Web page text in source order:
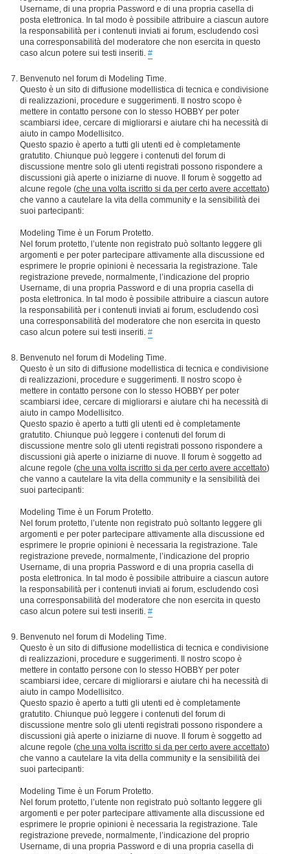
Username, di una propria Password e di una propria casella di
posta elettronica. In tal modo è possibile attribuire a ciascun autore
la responsabilità per i contenuti inviati ai forum, escludendo così
una corresponsabilità del moderatore che non esercita in questo
caso alcun potere sui testi inseriti. #
Benvenuto nel forum di Modeling Time.
Questo è un sito di diffusione modellistica di tecnica e condivisione
di realizzazioni, procedure e suggerimenti. Il nostro scopo è
mettere in contatto persone con lo stesso HOBBY per poter
scambiarsi idee, cercare di migliorarsi e aiutare chi ha necessità di
aiuto in campo Modellisitco.
Questo spazio è aperto a tutti gli utenti ed è completamente
gratutito. Chiunque può leggere i contenuti del forum di
discussione mentre solo gli utenti registrati possono rispondere a
discussioni già aperte o iniziarne di nuove. Il forum è soggetto ad
alcune regole (che una volta iscritto si da per certo avere accettato)
che vanno a cautelare la vita della community e la sensibilità dei
suoi partecipanti:
Modeling Time è un Forum Protetto.
Nel forum protetto, l’utente non registrato può soltanto leggere gli
argomenti e per poter partecipare attivamente alla discussione ed
esprimere le proprie opinioni è necessaria la registrazione. Tale
registrazione prevede, normalmente, l’indicazione del proprio
Username, di una propria Password e di una propria casella di
posta elettronica. In tal modo è possibile attribuire a ciascun autore
la responsabilità per i contenuti inviati ai forum, escludendo così
una corresponsabilità del moderatore che non esercita in questo
caso alcun potere sui testi inseriti. #
Benvenuto nel forum di Modeling Time.
Questo è un sito di diffusione modellistica di tecnica e condivisione
di realizzazioni, procedure e suggerimenti. Il nostro scopo è
mettere in contatto persone con lo stesso HOBBY per poter
scambiarsi idee, cercare di migliorarsi e aiutare chi ha necessità di
aiuto in campo Modellisitco.
Questo spazio è aperto a tutti gli utenti ed è completamente
gratutito. Chiunque può leggere i contenuti del forum di
discussione mentre solo gli utenti registrati possono rispondere a
discussioni già aperte o iniziarne di nuove. Il forum è soggetto ad
alcune regole (che una volta iscritto si da per certo avere accettato)
che vanno a cautelare la vita della community e la sensibilità dei
suoi partecipanti:
Modeling Time è un Forum Protetto.
Nel forum protetto, l’utente non registrato può soltanto leggere gli
argomenti e per poter partecipare attivamente alla discussione ed
esprimere le proprie opinioni è necessaria la registrazione. Tale
registrazione prevede, normalmente, l’indicazione del proprio
Username, di una propria Password e di una propria casella di
posta elettronica. In tal modo è possibile attribuire a ciascun autore
la responsabilità per i contenuti inviati ai forum, escludendo così
una corresponsabilità del moderatore che non esercita in questo
caso alcun potere sui testi inseriti. #
Benvenuto nel forum di Modeling Time.
Questo è un sito di diffusione modellistica di tecnica e condivisione
di realizzazioni, procedure e suggerimenti. Il nostro scopo è
mettere in contatto persone con lo stesso HOBBY per poter
scambiarsi idee, cercare di migliorarsi e aiutare chi ha necessità di
aiuto in campo Modellisitco.
Questo spazio è aperto a tutti gli utenti ed è completamente
gratutito. Chiunque può leggere i contenuti del forum di
discussione mentre solo gli utenti registrati possono rispondere a
discussioni già aperte o iniziarne di nuove. Il forum è soggetto ad
alcune regole (che una volta iscritto si da per certo avere accettato)
che vanno a cautelare la vita della community e la sensibilità dei
suoi partecipanti:
Modeling Time è un Forum Protetto.
Nel forum protetto, l’utente non registrato può soltanto leggere gli
argomenti e per poter partecipare attivamente alla discussione ed
esprimere le proprie opinioni è necessaria la registrazione. Tale
registrazione prevede, normalmente, l’indicazione del proprio
Username, di una propria Password e di una propria casella di